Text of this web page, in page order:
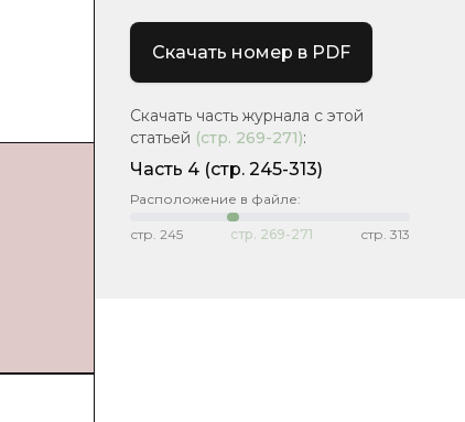
Скачать номер в PDF
Скачать часть журнала с этой
статьей (стр. 269-271):
Часть 4 (стр. 245-313)
Расположение в файле:
стр. 245 стр. 269-271 стр. 313